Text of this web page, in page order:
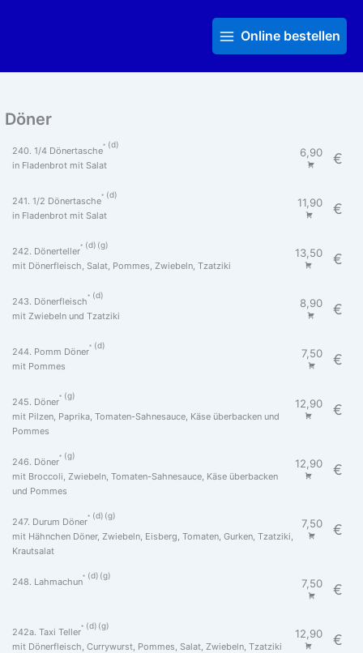
MenuOnline bestellen
Döner
240. 1/4 Dönertasche
d
6,90 €
in Fladenbrot mit Salat
241. 1/2 Dönertasche
d
11,90 €
in Fladenbrot mit Salat
242. Dönerteller
d g
13,50 €
mit Dönerfleisch, Salat, Pommes, Zwiebeln, Tzatziki
243. Dönerfleisch
d
8,90 €
mit Zwiebeln und Tzatziki
244. Pomm Döner
d
7,50 €
mit Pommes
245. Döner
g
12,90 €
mit Pilzen, Paprika, Tomaten-Sahnesauce, Käse überbacken und
Pommes
246. Döner
g
12,90 €
mit Broccoli, Zwiebeln, Tomaten-Sahnesauce, Käse überbacken
und Pommes
247. Durum Döner
d g
7,50 €
mit Hähnchen Döner, Zwiebeln, Eisberg, Tomaten, Gurken, Tzatziki,
Krautsalat
248. Lahmachun
d g
7,50 €
242a. Taxi Teller
d g
12,90 €
mit Dönerfleisch, Currywurst, Pommes, Salat, Zwiebeln, Tzatziki